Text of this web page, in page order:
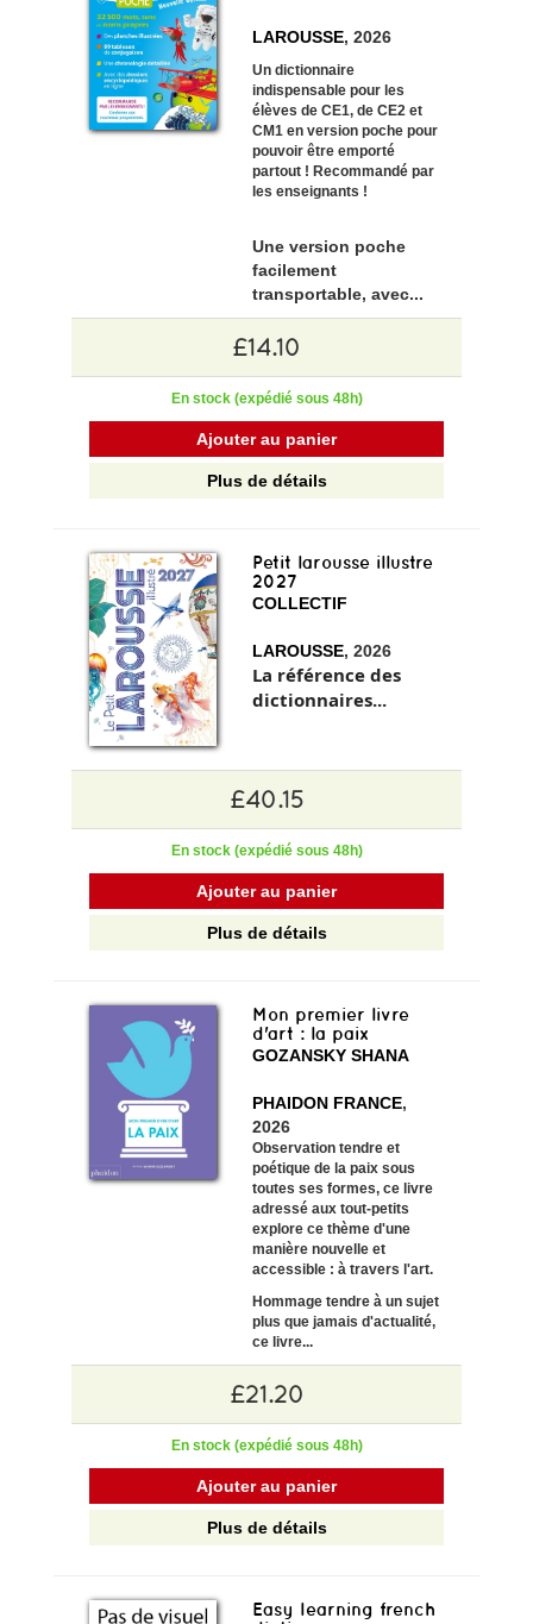
LAROUSSE, 2026
Un dictionnaire
indispensable pour les
élèves de CE1, de CE2 et
CM1 en version poche pour
pouvoir être emporté
partout ! Recommandé par
les enseignants !
Une version poche
facilement
transportable, avec...
£14.10
En stock (expédié sous 48h)
Ajouter au panier
Plus de détails
Petit larousse illustre
2027
COLLECTIF
LAROUSSE, 2026
La référence des
dictionnaires...
£40.15
En stock (expédié sous 48h)
Ajouter au panier
Plus de détails
Mon premier livre
d'art : la paix
GOZANSKY SHANA
PHAIDON FRANCE,
2026
Observation tendre et
poétique de la paix sous
toutes ses formes, ce livre
adressé aux tout-petits
explore ce thème d'une
manière nouvelle et
accessible : à travers l'art.
Hommage tendre à un sujet
plus que jamais d'actualité,
ce livre...
£21.20
En stock (expédié sous 48h)
Ajouter au panier
Plus de détails
Easy learning french